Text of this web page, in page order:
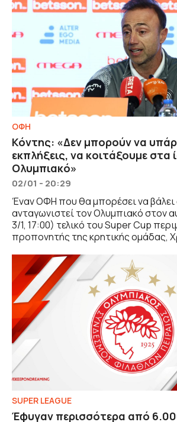
ΟΦΗ
Κόντης: «Δεν μπορούν να
εκπλήξεις, να κοιτάξουμε στα
Ολυμπιακό»
02/01 - 20:29
Έναν ΟΦΗ που θα μπορέσει να βάλει
ανταγωνιστεί τον Ολυμπιακό στον
3/1, 17:00) τελικό του Super Cup
προπονητής της κρητικής ομάδας,
SUPER LEAGUE
Έφυγαν περισσότερα από